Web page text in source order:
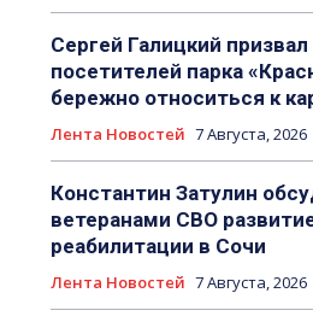
Сергей Галицкий призвал
посетителей парка
бережно относиться к
Лента Новостей 7 Августа, 2026
Константин Затулин
ветеранами СВО
реабилитации в Сочи
Лента Новостей 7 Августа, 2026